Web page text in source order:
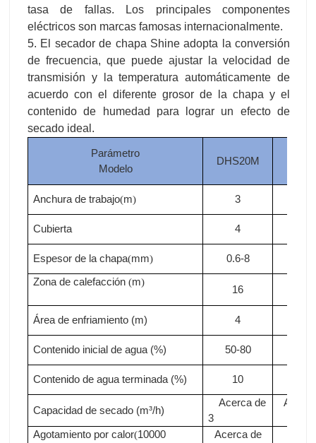
tasa de fallas. Los principales componentes
eléctricos son marcas famosas internacionalmente.
5. El secador de chapa Shine adopta la conversión
de frecuencia, que puede ajustar la velocidad de
transmisión y la temperatura automáticamente de
acuerdo con el diferente grosor de la chapa y el
contenido de humedad para lograr un efecto de
secado ideal.
Parámetro
Modelo
DHS20M
Anchura de trabajo(m) 3
Cubierta 4
Espesor de la chapa(mm) 0.6-8
Zona de calefacción (m)
16
Área de enfriamiento (m) 4
Contenido inicial de agua (%) 50-80
Contenido de agua terminada (%) 10
Capacidad de secado (m³/h)
Acerca de
3
Agotamiento por calor(10000
Acerca de